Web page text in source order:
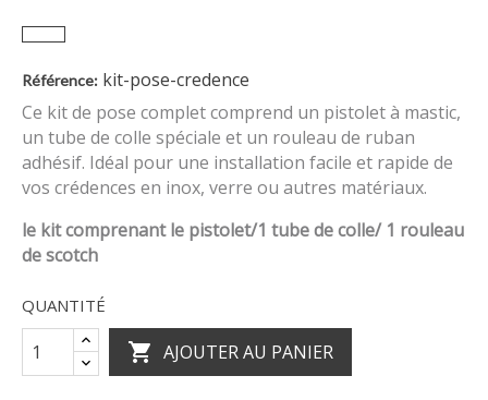
Référence: kit-pose-credence
Ce kit de pose complet comprend un pistolet à mastic,
un tube de colle spéciale et un rouleau de ruban
adhésif. Idéal pour une installation facile et rapide de
vos crédences en inox, verre ou autres matériaux.
le kit comprenant le pistolet/1 tube de colle/ 1 rouleau
de scotch
QUANTITÉ
 AJOUTER AU PANIER